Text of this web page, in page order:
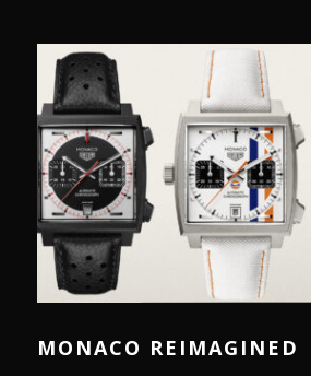
MONACO REIMAGINED